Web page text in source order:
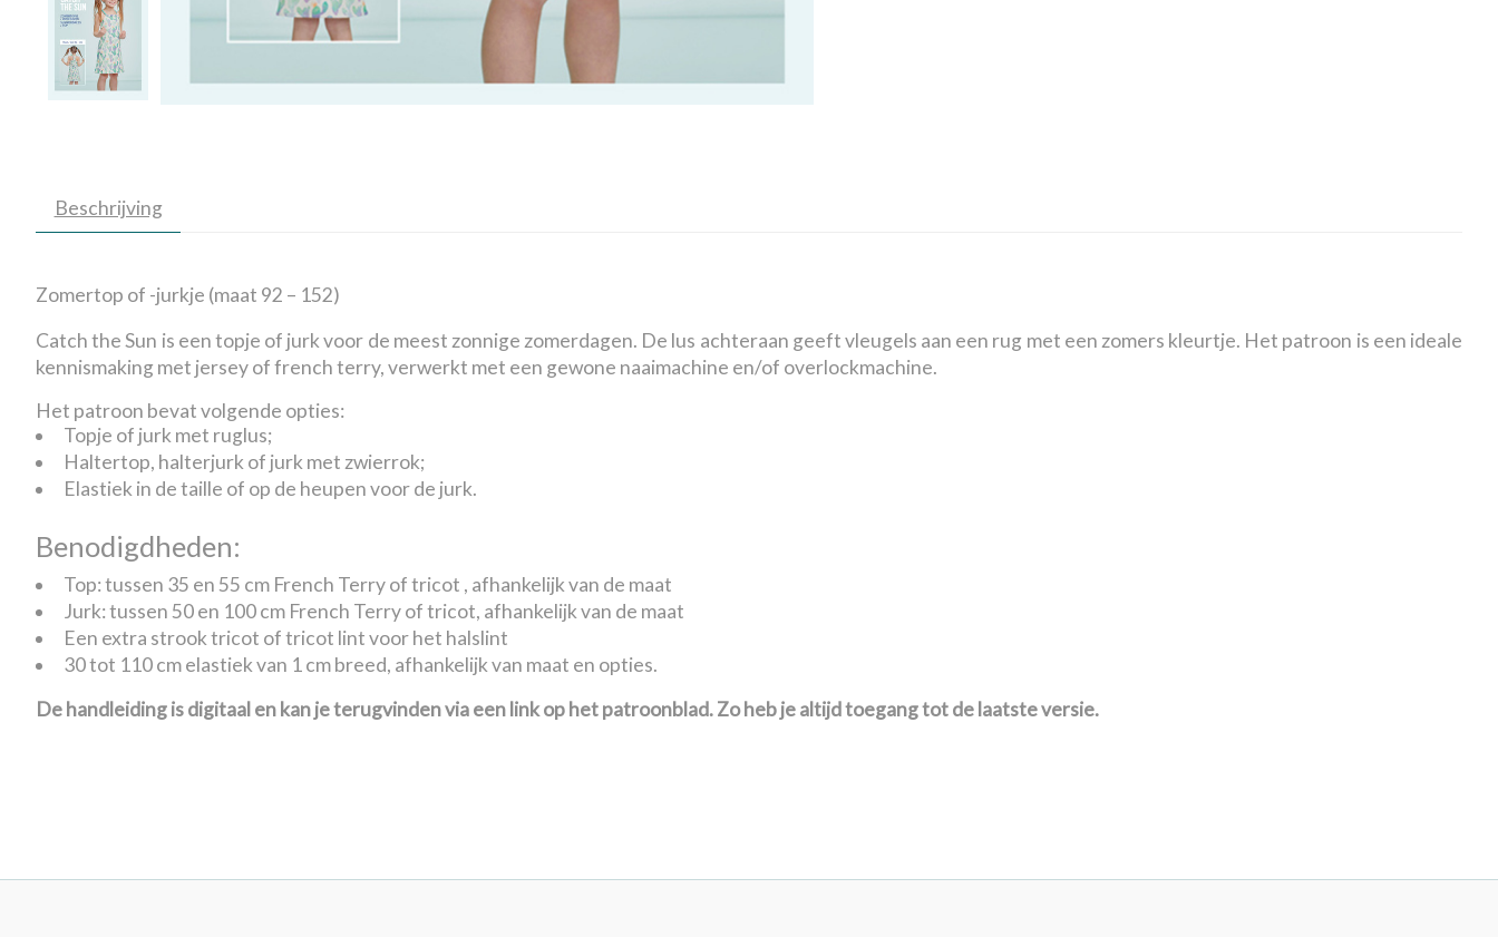
Beschrijving
Zomertop of -jurkje (maat 92 – 152)
Catch the Sun is een topje of jurk voor de meest zonnige zomerdagen. De lus achteraan geeft vleugels aan een rug met een zomers kleurtje. Het patroon is een ideale
kennismaking met jersey of french terry, verwerkt met een gewone naaimachine en/of overlockmachine.
Het patroon bevat volgende opties:
Topje of jurk met ruglus;
Haltertop, halterjurk of jurk met zwierrok;
Elastiek in de taille of op de heupen voor de jurk.
Benodigdheden:
Top: tussen 35 en 55 cm French Terry of tricot , afhankelijk van de maat
Jurk: tussen 50 en 100 cm French Terry of tricot, afhankelijk van de maat
Een extra strook tricot of tricot lint voor het halslint
30 tot 110 cm elastiek van 1 cm breed, afhankelijk van maat en opties.
De handleiding is digitaal en kan je terugvinden via een link op het patroonblad. Zo heb je altijd toegang tot de laatste versie.